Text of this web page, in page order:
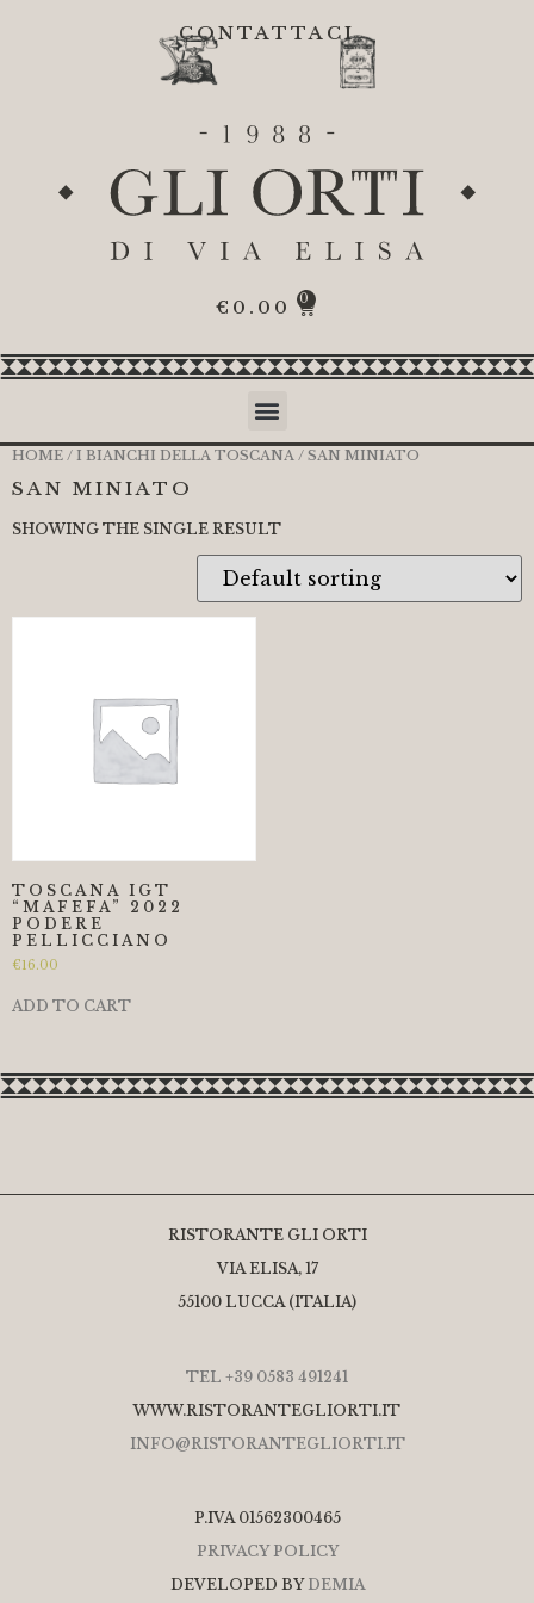
CONTATTACI
€ 0.00 0
HOME / I BIANCHI DELLA TOSCANA / SAN MINIATO
SAN MINIATO
SHOWING THE SINGLE RESULT
TOSCANA IGT
“MAFEFA” 2022
PODERE
PELLICCIANO
€16.00
ADD TO CART
RISTORANTE GLI ORTI
VIA ELISA, 17
55100 LUCCA (ITALIA)
TEL +39 0583 491241
WWW.RISTORANTEGLIORTI.IT
INFO@RISTORANTEGLIORTI.IT
P.IVA 01562300465
PRIVACY POLICY
DEVELOPED BY DEMIA